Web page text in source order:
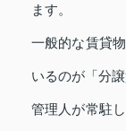
ます。
一般的な賃貸
いるのが「分譲
管理人が常駐